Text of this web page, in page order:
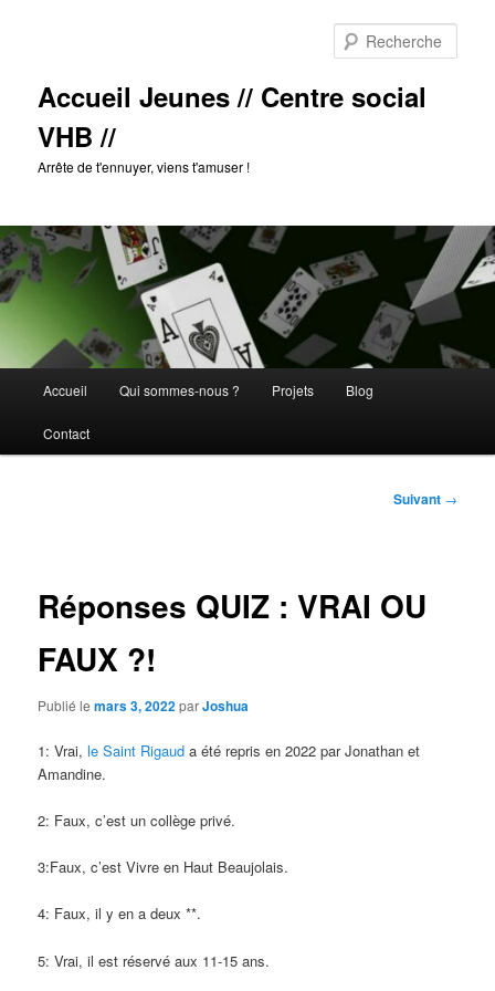
Accueil Jeunes // Centre social
VHB //
Arrête de t'ennuyer, viens t'amuser !
principal
Accueil Qui sommes-nous ? Projets Blog
Contact
Suivant →
Réponses QUIZ : VRAI OU
FAUX ?!
Publié lemars 3, 2022parJoshua
1: Vrai,le Saint Rigaud a été repris en 2022 par Jonathan et
Amandine.
2: Faux, c’est un collège privé.
3:Faux, c’est Vivre en Haut Beaujolais.
4: Faux, il y en a deux **.
5: Vrai, il est réservé aux 11-15 ans.